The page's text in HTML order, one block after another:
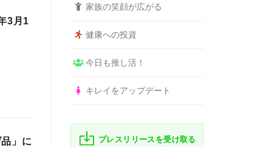
3月1
」に
家族の笑顔が広がる
健康への投資
今日も推し活！
キレイをアップデート
プレスリリースを受け取る